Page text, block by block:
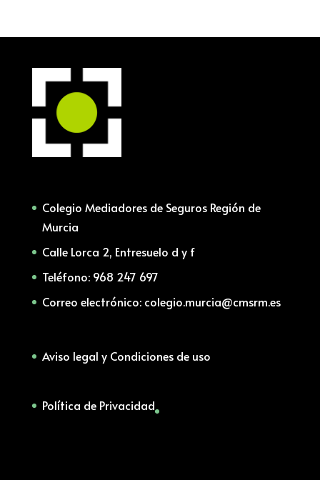
Colegio Mediadores de Seguros Región de
Murcia
Calle Lorca 2, Entresuelo d y f
Teléfono: 968 247 697
Correo electrónico: colegio.murcia@cmsrm.es
Aviso legal y Condiciones de uso
Política de Privacidad